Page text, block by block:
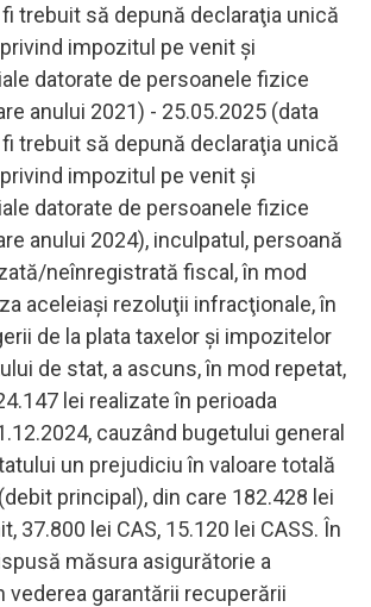
fi trebuit să depună declaraţia unică
impozitul pe venit şi
datorate de persoanele fizice
anului 2021) - 25.05.2025 (data
fi trebuit să depună declaraţia unică
impozitul pe venit şi
datorate de persoanele fizice
anului 2024), inculpatul, persoană
neînregistrată fiscal, în mod
aceleiaşi rezoluţii infracţionale, în
de la plata taxelor şi impozitelor
de stat, a ascuns, în mod repetat,
lei realizate în perioada
cauzând bugetului general
un prejudiciu în valoare totală
principal), din care 182.428 lei
37.800 lei CAS, 15.120 lei CASS. În
măsura asigurătorie a
vederea garantării recuperării